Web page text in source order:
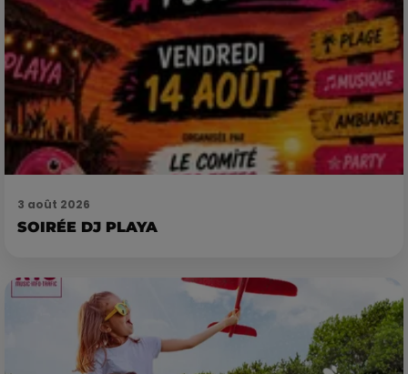
3 août 2026
SOIRÉE DJ PLAYA